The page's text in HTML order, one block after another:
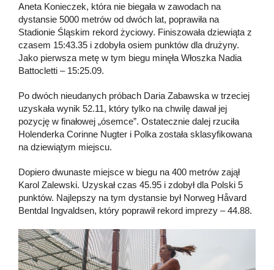
Aneta Konieczek, która nie biegała w zawodach na
dystansie 5000 metrów od dwóch lat, poprawiła na
Stadionie Śląskim rekord życiowy. Finiszowała dziewiąta z
czasem 15:43.35 i zdobyła osiem punktów dla drużyny.
Jako pierwsza metę w tym biegu minęła Włoszka Nadia
Battocletti – 15:25.09.
Po dwóch nieudanych próbach Daria Zabawska w trzeciej
uzyskała wynik 52.11, który tylko na chwilę dawał jej
pozycję w finałowej „ósemce”. Ostatecznie dalej rzuciła
Holenderka Corinne Nugter i Polka została sklasyfikowana
na dziewiątym miejscu.
Dopiero dwunaste miejsce w biegu na 400 metrów zajął
Karol Zalewski. Uzyskał czas 45.95 i zdobył dla Polski 5
punktów. Najlepszy na tym dystansie był Norweg Håvard
Bentdal Ingvaldsen, który poprawił rekord imprezy – 44.88.